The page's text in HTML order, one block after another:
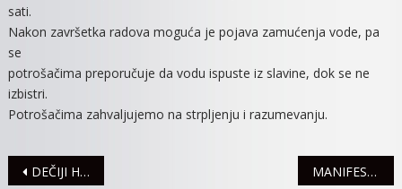
sati.
Nakon završetka radova moguća je pojava zamućenja vode, pa
se
potrošačima preporučuje da vodu ispuste iz slavine, dok se ne
izbistri.
Potrošačima zahvaljujemo na strpljenju i razumevanju.
Navigacija
DEČIJI HOR ŠKOLE “PETAR KRANČEVIĆ” DONEO SREBRO SA “HORFESTA” MANIFESTACIJA “DAN MAGARICA” U SRP “ZASAVICA”